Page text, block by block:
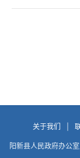
关于我们
阳新县人民政府办公